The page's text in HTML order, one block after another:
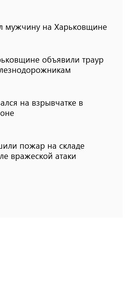
мужчину на Харьковщине
объявили траур
на взрывчатке в
пожар на складе
вражеской атаки